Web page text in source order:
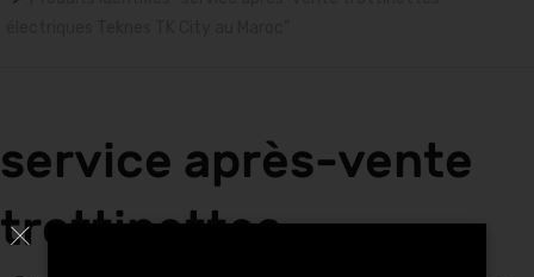
service après-vente
trottinettes